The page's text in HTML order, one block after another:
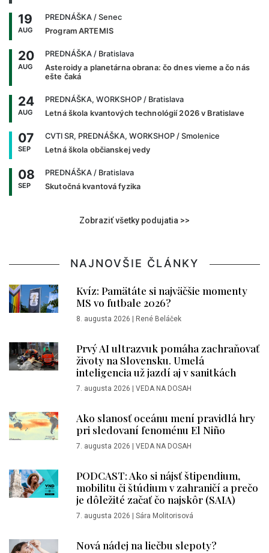
19
AUG
PREDNÁŠKA / Senec
Program ARTEMIS
20
AUG
PREDNÁŠKA / Bratislava
Asteroidy a planetárna obrana: čo dnes vieme a čo nás
ešte čaká
24
AUG
PREDNÁŠKA, WORKSHOP / Bratislava
Letná škola kvantových technológií 2026 v Bratislave
07
SEP
CVTI SR, PREDNÁŠKA, WORKSHOP / Smolenice
Letná škola občianskej vedy
08
SEP
PREDNÁŠKA / Bratislava
Skutočná kvantová fyzika
Zobraziť všetky podujatia >>
NAJNOVŠIE ČLÁNKY
Kvíz: Pamätáte si najväčšie momenty
MS vo futbale 2026?
8. augusta 2026 René Beláček
Prvý AI ultrazvuk pomáha zachraňovať
životy na Slovensku. Umelá
inteligencia už jazdí aj v sanitkách
7. augusta 2026 VEDA NA DOSAH
Ako slanosť oceánu mení pravidlá hry
pri sledovaní fenoménu El Niño
7. augusta 2026 VEDA NA DOSAH
PODCAST: Ako si nájsť štipendium,
mobilitu či štúdium v zahraničí a prečo
je dôležité začať čo najskôr (SAIA)
7. augusta 2026 Sára Molitorisová
Nová nádej na liečbu slepoty?